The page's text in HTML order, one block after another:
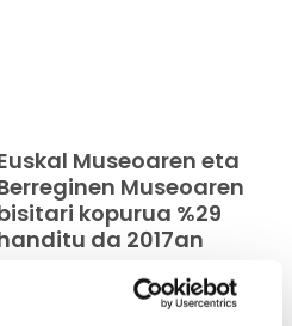
Museoaren eta
Museoaren
kopurua %29
da 2017an